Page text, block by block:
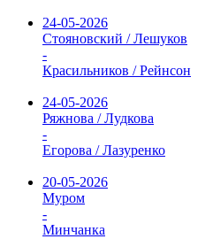
24-05-2026
Стояновский / Лешуков
-
Красильников / Рейнсон
24-05-2026
Ряжнова / Лудкова
-
Егорова / Лазуренко
20-05-2026
Муром
-
Минчанка